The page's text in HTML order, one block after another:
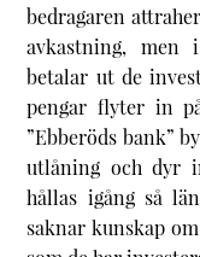
bedragaren
avkastning, men
betalar ut de
pengar flyter in
”Ebberöds bank”
utlåning och dyr
hållas igång så
saknar kunskap